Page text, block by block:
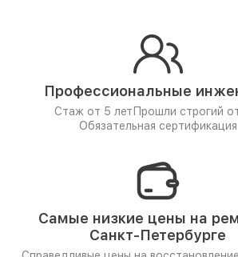
Профессиональные
Стаж от 5 лет Прошли строгий
Обязательная сертификация
Самые низкие цены на
Санкт-Петербурге